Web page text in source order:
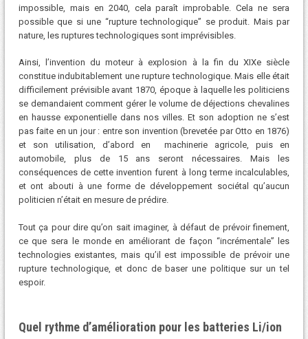
impossible, mais en 2040, cela paraît improbable. Cela ne sera
possible que si une “rupture technologique” se produit. Mais par
nature, les ruptures technologiques sont imprévisibles.
Ainsi, l’invention du moteur à explosion à la fin du XIXe siècle
constitue indubitablement une rupture technologique. Mais elle était
difficilement prévisible avant 1870, époque à laquelle les politiciens
se demandaient comment gérer le volume de déjections chevalines
en hausse exponentielle dans nos villes. Et son adoption ne s’est
pas faite en un jour : entre son invention (brevetée par Otto en 1876)
et son utilisation, d’abord en machinerie agricole, puis en
automobile, plus de 15 ans seront nécessaires. Mais les
conséquences de cette invention furent à long terme incalculables,
et ont abouti à une forme de développement sociétal qu’aucun
politicien n’était en mesure de prédire.
Tout ça pour dire qu’on sait imaginer, à défaut de prévoir finement,
ce que sera le monde en améliorant de façon “incrémentale” les
technologies existantes, mais qu’il est impossible de prévoir une
rupture technologique, et donc de baser une politique sur un tel
espoir.
Quel rythme d’amélioration pour les batteries Li/ion